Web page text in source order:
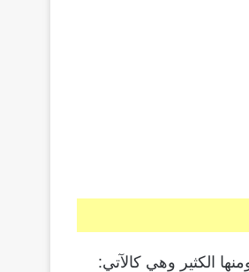
الكثير وهي كالآتي: